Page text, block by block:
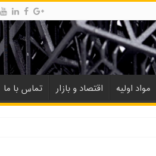
مواد اولیه اقتصاد و بازار تماس با ما